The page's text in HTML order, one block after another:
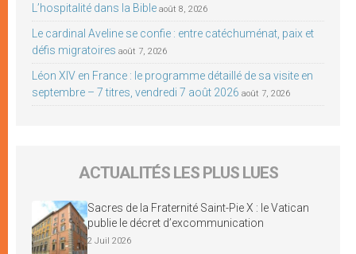
L’hospitalité dans la Bible août 8, 2026
Le cardinal Aveline se confie : entre catéchuménat, paix et
défis migratoires août 7, 2026
Léon XIV en France : le programme détaillé de sa visite en
septembre – 7 titres, vendredi 7 août 2026 août 7, 2026
ACTUALITÉS LES PLUS LUES
Sacres de la Fraternité Saint-Pie X : le Vatican
publie le décret d’excommunication
2 Juil 2026